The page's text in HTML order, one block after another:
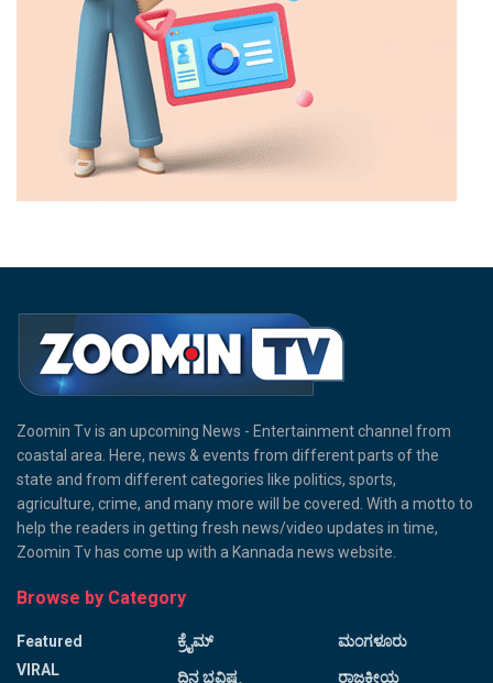
Zoomin Tv is an upcoming News - Entertainment channel from
coastal area. Here, news & events from different parts of the
state and from different categories like politics, sports,
agriculture, crime, and many more will be covered. With a motto to
help the readers in getting fresh news/video updates in time,
Zoomin Tv has come up with a Kannada news website.
Browse by Category
Featured
VIRAL
ಕ್ರೈಮ್
ದಿನ ಭವಿಷ್ಯ
ಮಂಗಳೂರು
ರಾಜಕೀಯ